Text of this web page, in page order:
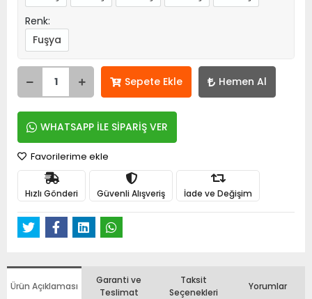
Renk:
Fuşya
Sepete Ekle Hemen Al
WHATSAPP İLE SİPARİŞ VER
Favorilerime ekle
Hızlı Gönderi Güvenli Alışveriş İade ve Değişim
Ürün Açıklaması
Garanti ve
Teslimat
Taksit
Seçenekleri
Yorumlar